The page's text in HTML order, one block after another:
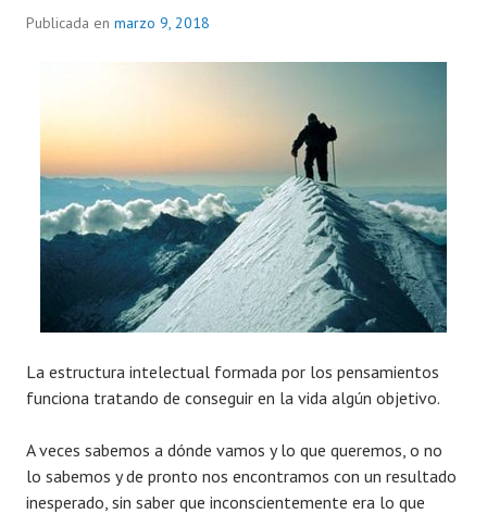
Publicada en marzo 9, 2018
La estructura intelectual formada por los pensamientos
funciona tratando de conseguir en la vida algún objetivo.
A veces sabemos a dónde vamos y lo que queremos, o no
lo sabemos y de pronto nos encontramos con un resultado
inesperado, sin saber que inconscientemente era lo que